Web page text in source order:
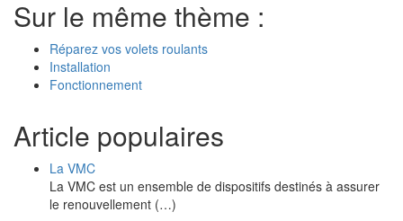
Sur le même thème :
Réparez vos volets roulants
Installation
Fonctionnement
Article populaires
La VMC
La VMC est un ensemble de dispositifs destinés à assurer
le renouvellement (…)